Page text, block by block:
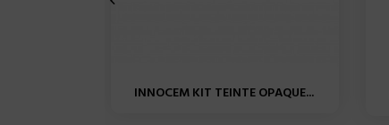
INNOCEM KIT TEINTE OPAQUE...